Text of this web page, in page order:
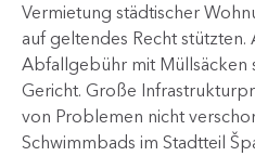
Vermietung städtischer
auf geltendes Recht
Abfallgebühr mit Müllsäcken
Gericht. Große
von Problemen nicht
Schwimmbads im Stadtteil